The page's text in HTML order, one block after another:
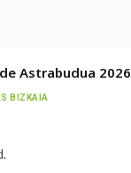
Astrabudua 2026
BIZKAIA